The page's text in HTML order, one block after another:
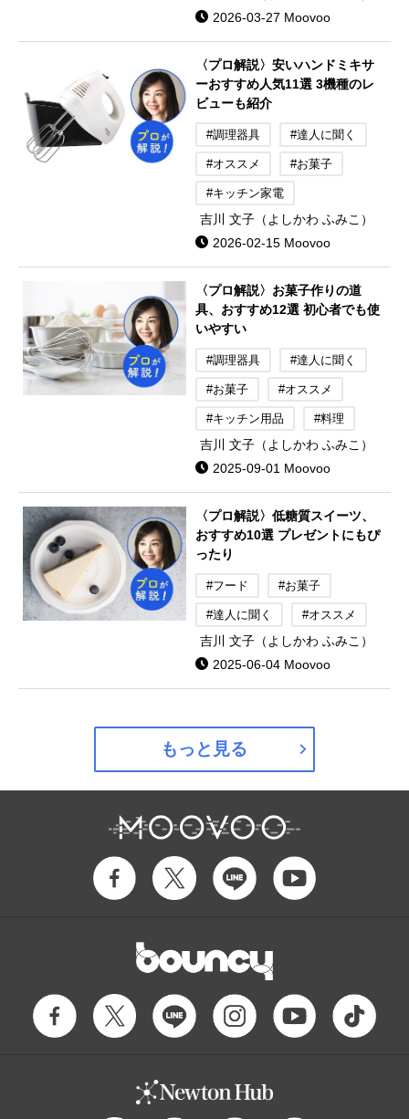
2026-03-27 Moovoo
〈プロ解説〉安いハンドミキサ
ーおすすめ人気11選 3機種のレ
ビューも紹介
#調理器具 #達人に聞く
#オススメ #お菓子
#キッチン家電
吉川 文子（よしかわ ふみこ）
2026-02-15 Moovoo
〈プロ解説〉お菓子作りの道
具、おすすめ12選 初心者でも使
いやすい
#調理器具 #達人に聞く
#お菓子 #オススメ
#キッチン用品 #料理
吉川 文子（よしかわ ふみこ）
2025-09-01 Moovoo
〈プロ解説〉低糖質スイーツ、
おすすめ10選 プレゼントにもぴ
ったり
#フード #お菓子
#達人に聞く #オススメ
吉川 文子（よしかわ ふみこ）
2025-06-04 Moovoo
もっと見る